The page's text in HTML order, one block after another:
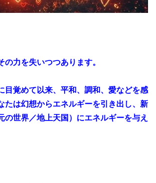
の力を失いつつあります。
目覚めて以来、平和、調和、愛などを感
たは幻想からエネルギーを引き出し、新
の世界／地上天国）にエネルギーを与え